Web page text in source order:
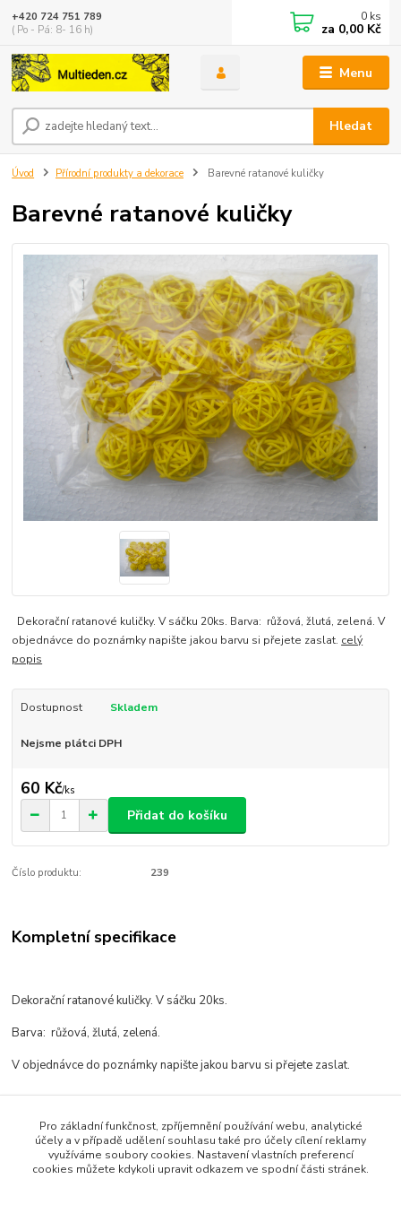
Menu
Hledat
+420 724 751 789
( Po - Pá: 8- 16 h)
0 ks
za 0,00 Kč
Úvod Přírodní produkty a dekorace Barevné ratanové kuličky
Barevné ratanové kuličky
Dekorační ratanové kuličky. V sáčku 20ks. Barva: růžová, žlutá, zelená. V
objednávce do poznámky napište jakou barvu si přejete zaslat. celý
popis
Dostupnost Skladem
Nejsme plátci DPH
60 Kč/ks
Přidat do košíku
Číslo produktu: 239
Kompletní specifikace
Dekorační ratanové kuličky. V sáčku 20ks.
Barva: růžová, žlutá, zelená.
V objednávce do poznámky napište jakou barvu si přejete zaslat.
Zboží zařazeno v kategoriích
Přírodní produkty a dekorace
Pro základní funkčnost, zpříjemnění používání webu, analytické
účely a v případě udělení souhlasu také pro účely cílení reklamy
využíváme soubory cookies. Nastavení vlastních preferencí
cookies můžete kdykoli upravit odkazem ve spodní části stránek.